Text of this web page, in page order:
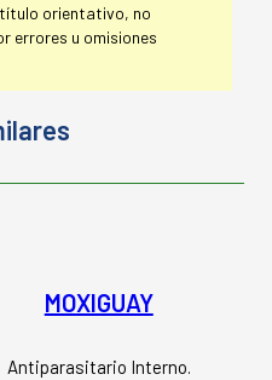
orientativo, no
errores u omisiones
MOXIGUAY
Antiparasitario Interno.